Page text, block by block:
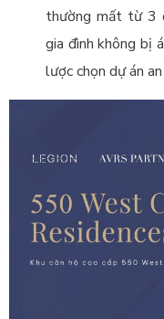
thường mất từ 3
gia đình không bị
lược chọn dự án